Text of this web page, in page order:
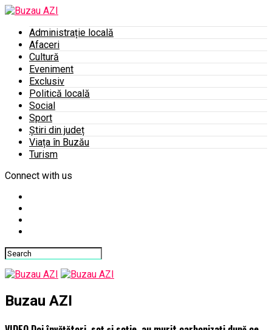
Administrație locală
Afaceri
Cultură
Eveniment
Exclusiv
Politică locală
Social
Sport
Știri din județ
Viața în Buzău
Turism
Connect with us
Buzau AZI